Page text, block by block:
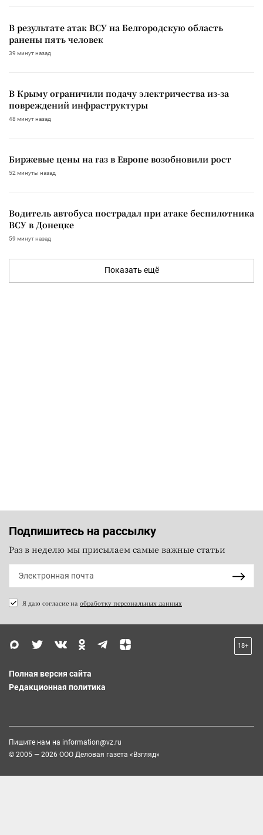
В результате атак ВСУ на Белгородскую область
ранены пять человек
39 минут назад
В Крыму ограничили подачу электричества из-за
повреждений инфраструктуры
48 минут назад
Биржевые цены на газ в Европе возобновили рост
52 минуты назад
Водитель автобуса пострадал при атаке беспилотника
ВСУ в Донецке
59 минут назад
Показать ещё
Подпишитесь на рассылку
Раз в неделю мы присылаем самые важные статьи
Я даю согласие на обработку персональных данных
18+
Полная версия сайта
Редакционная политика
Пишите нам на information@vz.ru
© 2005 — 2026 ООО Деловая газета «Взгляд»